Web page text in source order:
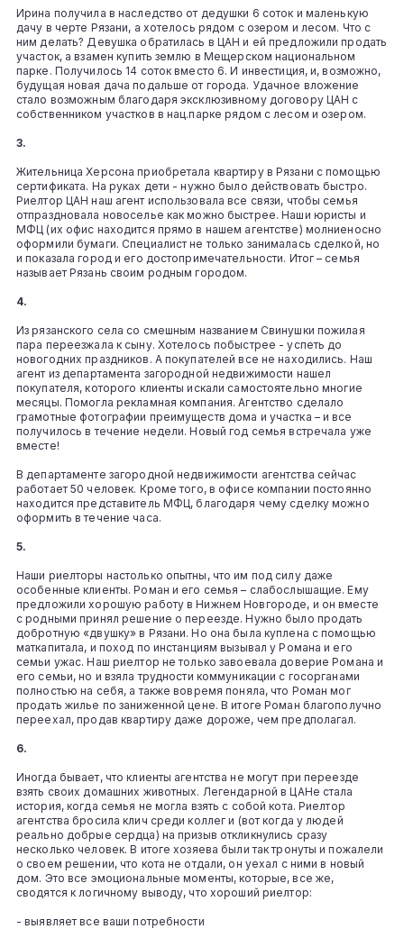
Ирина получила в наследство от дедушки 6 соток и маленькую
дачу в черте Рязани, а хотелось рядом с озером и лесом. Что с
ним делать? Девушка обратилась в ЦАН и ей предложили продать
участок, а взамен купить землю в Мещерском национальном
парке. Получилось 14 соток вместо 6. И инвестиция, и, возможно,
будущая новая дача подальше от города. Удачное вложение
стало возможным благодаря эксклюзивному договору ЦАН с
собственником участков в нац.парке рядом с лесом и озером.
3.
Жительница Херсона приобретала квартиру в Рязани с помощью
сертификата. На руках дети - нужно было действовать быстро.
Риелтор ЦАН наш агент использовала все связи, чтобы семья
отпраздновала новоселье как можно быстрее. Наши юристы и
МФЦ (их офис находится прямо в нашем агентстве) молниеносно
оформили бумаги. Специалист не только занималась сделкой, но
и показала город и его достопримечательности. Итог – семья
называет Рязань своим родным городом.
4.
Из рязанского села со смешным названием Свинушки пожилая
пара переезжала к сыну. Хотелось побыстрее - успеть до
новогодних праздников. А покупателей все не находились. Наш
агент из департамента загородной недвижимости нашел
покупателя, которого клиенты искали самостоятельно многие
месяцы. Помогла рекламная компания. Агентство сделало
грамотные фотографии преимуществ дома и участка – и все
получилось в течение недели. Новый год семья встречала уже
вместе!
В департаменте загородной недвижимости агентства сейчас
работает 50 человек. Кроме того, в офисе компании постоянно
находится представитель МФЦ, благодаря чему сделку можно
оформить в течение часа.
5.
Наши риелторы настолько опытны, что им под силу даже
особенные клиенты. Роман и его семья – слабослышащие. Ему
предложили хорошую работу в Нижнем Новгороде, и он вместе
с родными принял решение о переезде. Нужно было продать
добротную «двушку» в Рязани. Но она была куплена с помощью
маткапитала, и поход по инстанциям вызывал у Романа и его
семьи ужас. Наш риелтор не только завоевала доверие Романа и
его семьи, но и взяла трудности коммуникации с госорганами
полностью на себя, а также вовремя поняла, что Роман мог
продать жилье по заниженной цене. В итоге Роман благополучно
переехал, продав квартиру даже дороже, чем предполагал.
6.
Иногда бывает, что клиенты агентства не могут при переезде
взять своих домашних животных. Легендарной в ЦАНе стала
история, когда семья не могла взять с собой кота. Риелтор
агентства бросила клич среди коллег и (вот когда у людей
реально добрые сердца) на призыв откликнулись сразу
несколько человек. В итоге хозяева были так тронуты и пожалели
о своем решении, что кота не отдали, он уехал с ними в новый
дом. Это все эмоциональные моменты, которые, все же,
сводятся к логичному выводу, что хороший риелтор:
- выявляет все ваши потребности